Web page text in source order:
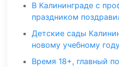
В Калининграде с
праздником
Детские сады
новому учебному
Время 18+, главный